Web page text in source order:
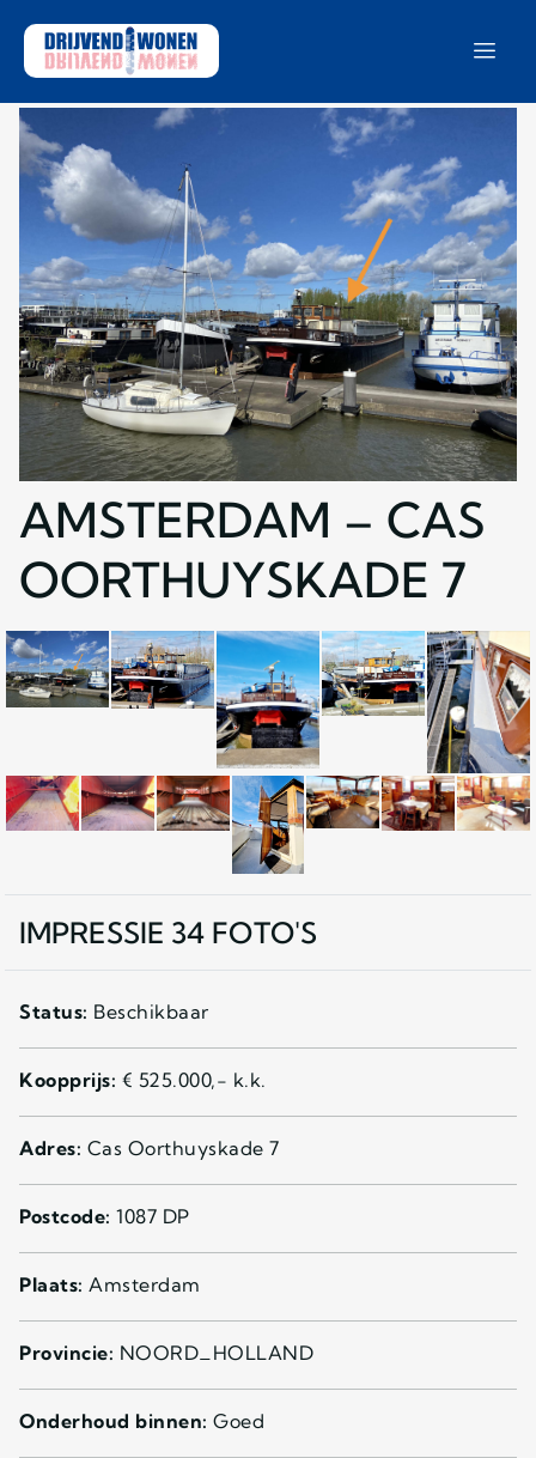
AMSTERDAM – CAS
OORTHUYSKADE 7
IMPRESSIE 34 FOTO'S
Status: Beschikbaar
Koopprijs: € 525.000,- k.k.
Adres: Cas Oorthuyskade 7
Postcode: 1087 DP
Plaats: Amsterdam
Provincie: NOORD_HOLLAND
Onderhoud binnen: Goed